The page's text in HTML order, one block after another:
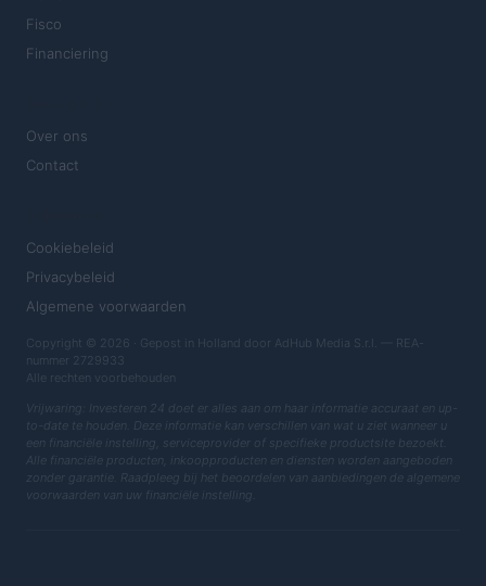
Fisco
Financiering
Over ons
Contact
Cookiebeleid
Privacybeleid
Algemene voorwaarden
Copyright © 2026 · Gepost in Holland door AdHub Media S.r.l. — REA-
nummer 2729933
Alle rechten voorbehouden
Vrijwaring: Investeren 24 doet er alles aan om haar informatie accuraat en up-
to-date te houden. Deze informatie kan verschillen van wat u ziet wanneer u
een financiële instelling, serviceprovider of specifieke productsite bezoekt.
Alle financiële producten, inkoopproducten en diensten worden aangeboden
zonder garantie. Raadpleeg bij het beoordelen van aanbiedingen de algemene
voorwaarden van uw financiële instelling.